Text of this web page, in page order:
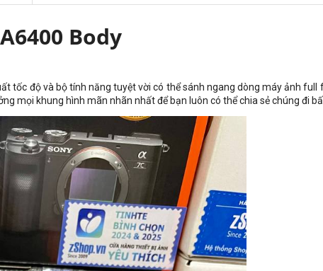
Body
tốc độ và bộ tính năng tuyệt vời có thể sánh ngang dòng máy ảnh full
mọi khung hình mãn nhãn nhất để bạn luôn có thể chia sẻ chúng đi